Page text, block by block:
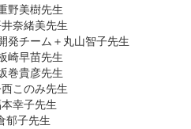
美樹先生
奈緒美先生
チーム＋丸山智子先生
早苗先生
貴彦先生
このみ先生
幸子先生
子先生